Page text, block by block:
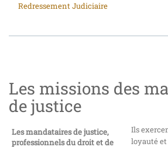
Redressement Judiciaire
Les missions des
de justice
Les mandataires de justice,
professionnels du droit et de
Ils
loyauté